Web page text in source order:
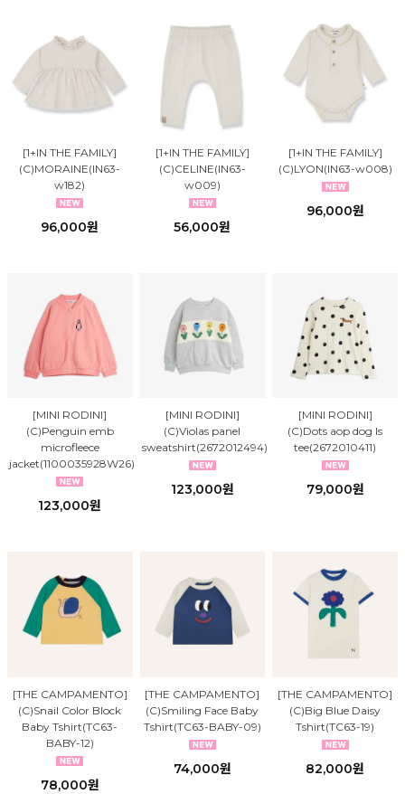
[1+IN THE FAMILY]
(C)MORAINE(IN63-
w182)
96,000원
[1+IN THE FAMILY]
(C)CELINE(IN63-
w009)
56,000원
[1+IN THE FAMILY]
(C)LYON(IN63-w008)
96,000원
[MINI RODINI]
(C)Penguin emb
microfleece
jacket(1100035928W26)
123,000원
[MINI RODINI]
(C)Violas panel
sweatshirt(2672012494)
123,000원
[MINI RODINI]
(C)Dots aop dog ls
tee(2672010411)
79,000원
[THE CAMPAMENTO]
(C)Snail Color Block
Baby Tshirt(TC63-
BABY-12)
78,000원
[THE CAMPAMENTO]
(C)Smiling Face Baby
Tshirt(TC63-BABY-09)
74,000원
[THE CAMPAMENTO]
(C)Big Blue Daisy
Tshirt(TC63-19)
82,000원